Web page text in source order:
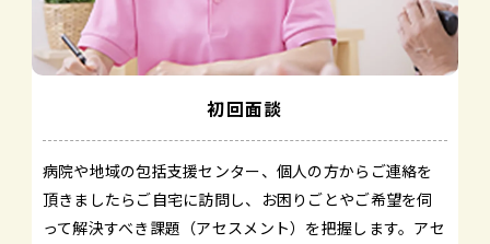
初回面談
病院や地域の包括支援センター、個人の方からご連絡を
頂きましたらご自宅に訪問し、お困りごとやご希望を伺
って解決すべき課題（アセスメント）を把握します。アセ